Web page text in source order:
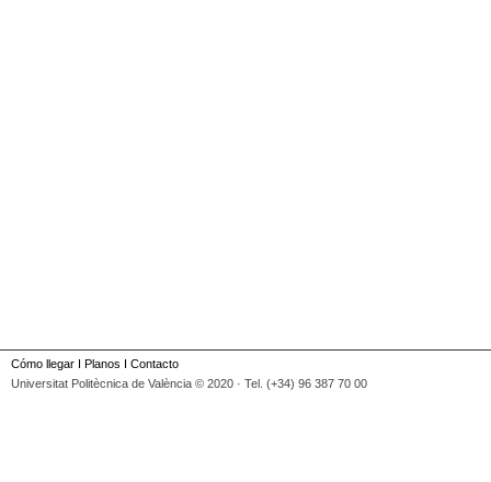
Cómo llegar I Planos I Contacto
Universitat Politècnica de València © 2020 · Tel. (+34) 96 387 70 00